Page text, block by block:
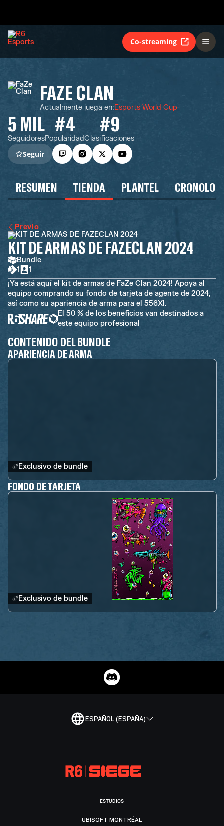
Co-streaming
FAZE CLAN
Actualmente juega en:Esports World Cup
5 MIL
Seguidores
#4
Popularidad
#9
Clasificaciones
Seguir
RESUMEN TIENDA PLANTEL
Previo
KIT DE ARMAS DE FAZECLAN 2024
Bundle
1
1
¡Ya está aquí el kit de armas de FaZe Clan 2024! Apoya al
equipo comprando su fondo de tarjeta de agente de 2024,
así como su apariencia de arma para el 556XI.
El 50 % de los beneficios van destinados a
este equipo profesional
CONTENIDO DEL BUNDLE
APARIENCIA DE ARMA
Exclusivo de bundle
FONDO DE TARJETA
Exclusivo de bundle
ESPAÑOL (ESPAÑA)
ESTUDIOS
UBISOFT MONTRÉAL